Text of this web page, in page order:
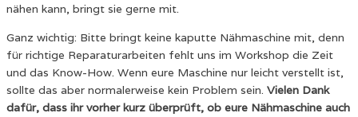
nähen kann, bringt sie gerne mit.
Ganz wichtig: Bitte bringt keine kaputte Nähmaschine mit, denn
für richtige Reparaturarbeiten fehlt uns im Workshop die Zeit
und das Know-How. Wenn eure Maschine nur leicht verstellt ist,
sollte das aber normalerweise kein Problem sein. Vielen Dank
dafür, dass ihr vorher kurz überprüft, ob eure Nähmaschine auch